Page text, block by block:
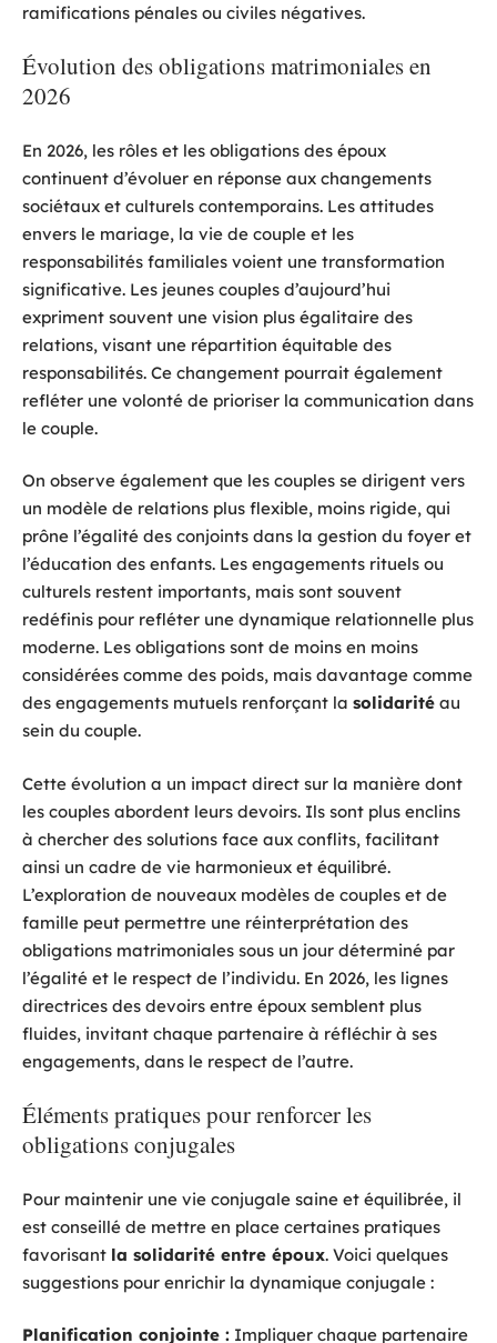
ramifications pénales ou civiles négatives.
Évolution des obligations matrimoniales en
2026
En 2026, les rôles et les obligations des époux
continuent d’évoluer en réponse aux changements
sociétaux et culturels contemporains. Les attitudes
envers le mariage, la vie de couple et les
responsabilités familiales voient une transformation
significative. Les jeunes couples d’aujourd’hui
expriment souvent une vision plus égalitaire des
relations, visant une répartition équitable des
responsabilités. Ce changement pourrait également
refléter une volonté de prioriser la communication dans
le couple.
On observe également que les couples se dirigent vers
un modèle de relations plus flexible, moins rigide, qui
prône l’égalité des conjoints dans la gestion du foyer et
l’éducation des enfants. Les engagements rituels ou
culturels restent importants, mais sont souvent
redéfinis pour refléter une dynamique relationnelle plus
moderne. Les obligations sont de moins en moins
considérées comme des poids, mais davantage comme
des engagements mutuels renforçant la solidarité au
sein du couple.
Cette évolution a un impact direct sur la manière dont
les couples abordent leurs devoirs. Ils sont plus enclins
à chercher des solutions face aux conflits, facilitant
ainsi un cadre de vie harmonieux et équilibré.
L’exploration de nouveaux modèles de couples et de
famille peut permettre une réinterprétation des
obligations matrimoniales sous un jour déterminé par
l’égalité et le respect de l’individu. En 2026, les lignes
directrices des devoirs entre époux semblent plus
fluides, invitant chaque partenaire à réfléchir à ses
engagements, dans le respect de l’autre.
Éléments pratiques pour renforcer les
obligations conjugales
Pour maintenir une vie conjugale saine et équilibrée, il
est conseillé de mettre en place certaines pratiques
favorisant la solidarité entre époux. Voici quelques
suggestions pour enrichir la dynamique conjugale :
Planification conjointe : Impliquer chaque partenaire